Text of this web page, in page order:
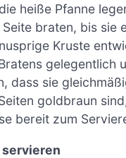
heiße Pfanne
braten, bis sie
Kruste
gelegentlich
dass sie
goldbraun
bereit zum
servieren